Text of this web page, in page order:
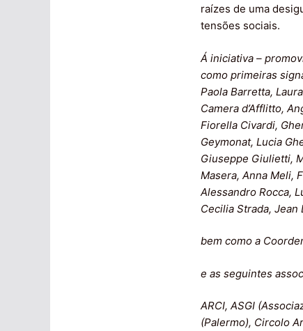
raízes de uma
tensões sociais.
Á iniciativa –
como primeiras
Paola Barretta,
Camera d’Afflitto,
Fiorella Civardi,
Geymonat, Lucia
Giuseppe Giulietti,
Masera, Anna Meli,
Alessandro Rocca,
Cecilia Strada,
bem como a
e as seguintes
ARCI, ASGI
(Palermo), Circolo